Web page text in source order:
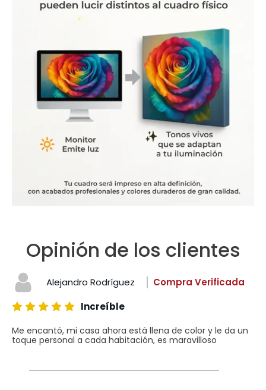
Opinión de los clientes
Alejandro Rodríguez
Compra Verificada
Increíble
Me encantó, mi casa ahora está llena de color y le da un
toque personal a cada habitación, es maravilloso